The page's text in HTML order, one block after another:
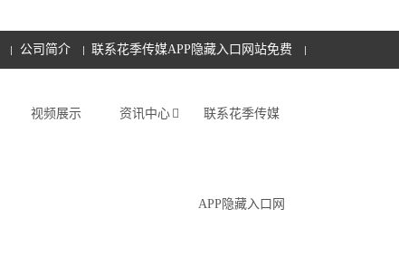
公司简介 联系花季传媒APP隐藏入口网站免费
视频展示 资讯中心 联系花季传媒
APP隐藏入口网